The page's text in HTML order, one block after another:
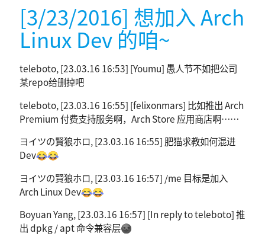
[3/23/2016] 想加入 Arch
Linux Dev 的咱~
teleboto, [23.03.16 16:53] [Youmu] 愚人节不如把公司
某repo给删掉吧
teleboto, [23.03.16 16:55] [felixonmars] 比如推出 Arch
Premium 付费支持服务啊，Arch Store 应用商店啊……
ヨイツの賢狼ホロ, [23.03.16 16:55] 肥猫求教如何混进
Dev😂😂
ヨイツの賢狼ホロ, [23.03.16 16:57] /me 目标是加入
Arch Linux Dev😂😂
Boyuan Yang, [23.03.16 16:57] [In reply to teleboto] 推
出 dpkg / apt 命令兼容层🌚